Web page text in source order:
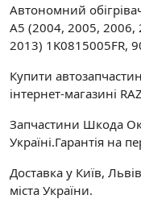
Автономний
A5 (2004, 2005, 2006,
2013) 1K0815005FR,
Купити
інтернет-магазині
Запчастини Шкода
Україні.Гарантія на
Доставка у Київ,
міста України.